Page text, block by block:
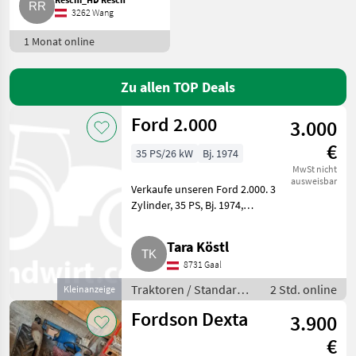
Fendt
New Holland
Steyr
3000
4000
5000
3262 Wang
1 Monat online
Zu allen TOP Deals
Kleinanzeige
Ford 2.000
3.000
€
MwSt nicht
ausweisbar
35 PS/26 kW Bj. 1974
Verkaufe unseren Ford 2.000. 3
Zylinder, 35 PS, Bj. 1974,
gemessene 32 km/h, mit B-
Schein zu fahren. Alles
funktioniert, Beleuchtung,
Bremse
Tara Köstl
8731 Gaal
Traktoren / Standard
Traktoren
2 Std. online
Fordson Dexta
3.900
€